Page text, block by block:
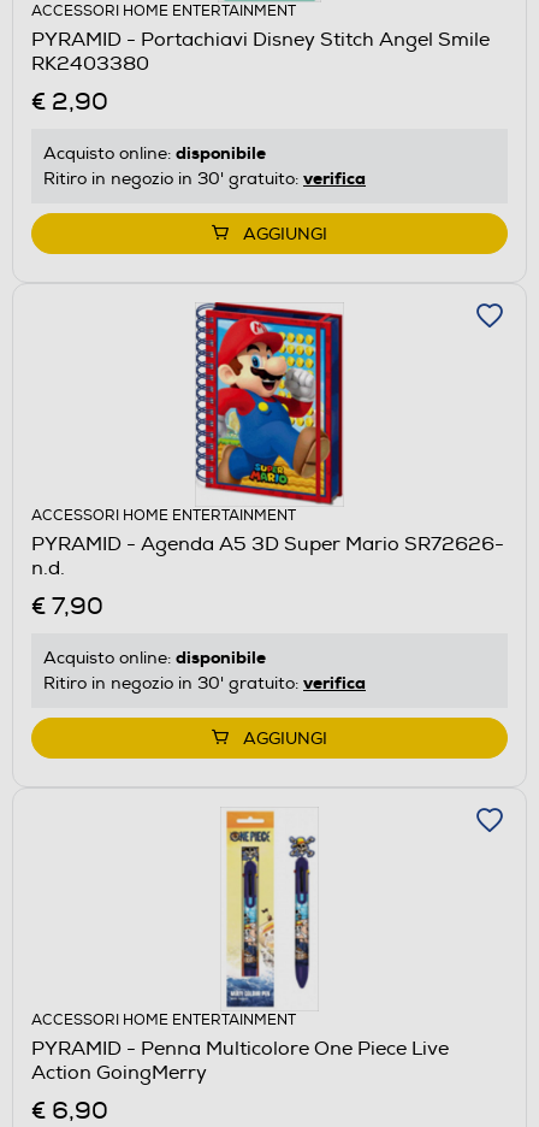
ACCESSORI HOME ENTERTAINMENT
PYRAMID - Portachiavi Disney Stitch Angel Smile
RK2403380
€ 2,90
Acquisto online: disponibile
Ritiro in negozio in 30' gratuito: verifica
AGGIUNGI
ACCESSORI HOME ENTERTAINMENT
PYRAMID - Agenda A5 3D Super Mario SR72626-
n.d.
€ 7,90
Acquisto online: disponibile
Ritiro in negozio in 30' gratuito: verifica
AGGIUNGI
ACCESSORI HOME ENTERTAINMENT
PYRAMID - Penna Multicolore One Piece Live
Action GoingMerry
€ 6,90